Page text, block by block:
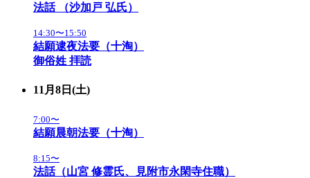
法話 （沙加戸 弘氏）
14:30〜15:50
結願逮夜法要（十淘）
御俗姓 拝読
11月8日(土)
7:00〜
結願晨朝法要（十淘）
8:15〜
法話（山宮 修霊氏、見附市永閑寺住職）